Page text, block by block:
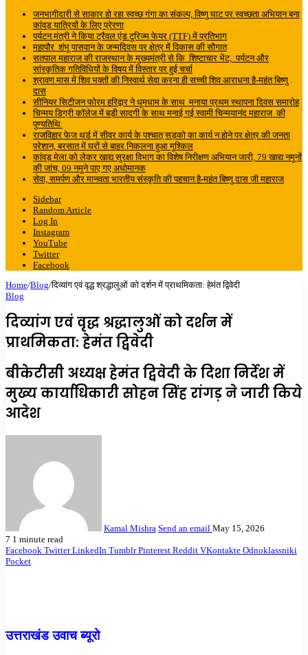
जनभागीदारी से साकार हो रहा स्वच्छ गंगा का संकल्प, विष्णु घाट पर स्वच्छता अभियान बना
कांवड़ यात्रियों के लिए प्रेरणा
पर्यटन मंत्री ने किया ट्रैवल एंड टूरिज्म फेयर (TTF) में प्रतिभाग
महापौर शंभू पासवान के जन्मदिवस पर क्षेत्र में विकास की सौगात
सतपाल महाराज की राजस्थान के मुख्यमंत्री से कि शिष्टाचार भेंट, पर्यटन और
सांस्कृतिक गतिविधियों के विषय में विस्तार पर हुई चर्चा
श्रावण मास में शिव भक्तों की निस्वार्थ सेवा करना ही सच्ची शिव आराधना है-महंत बिष्णु
दास
सीनियर सिटीजन फोरम हरिद्वार ने धूमधाम के साथ मनाया प्रथम स्थापना दिवस समारोह
चिन्मय डिग्री कॉलेज में बड़ी सादगी के साथ मनाई गई स्वामी चिन्मयानंद महाराज की
पुण्यतिथि
राजविहार फेज थर्ड में सीवर कार्य के पश्चात् सड़को का कार्य न होने पर क्षेत्र की जनता
परेशान, बरसात में घरों से बाहर निकलना हुआ मुश्किल
कांवड़ मेला को लेकर खाद्य सुरक्षा विभाग का विशेष निरीक्षण अभियान जारी, 79 खाद्य नमूनों
की जांच, 09 नमूने पाए गए अधोमानक
सेवा, समर्पण और मानवता भारतीय संस्कृति की पहचान है-महंत बिष्णु दास जी महाराज
Sidebar
Random Article
Log In
Instagram
YouTube
Twitter
Facebook
Home/Blog/दिव्यांग एवं वृद्ध श्रद्धालुओं को दर्शन में प्राथमिकता: हेमंत द्विवेदी
Blog
दिव्यांग एवं वृद्ध श्रद्धालुओं को दर्शन में
प्राथमिकता: हेमंत द्विवेदी
बीकेटीसी अध्यक्ष हेमंत द्विवेदी के दिशा निर्देश में
मुख्य कार्याधिकारी सोहन सिंह रांगड़ ने जारी किये
आदेश
Kamal Mishra Send an email May 15, 2026
7 1 minute read
Facebook Twitter LinkedIn Tumblr Pinterest Reddit VKontakte Odnoklassniki
Pocket
उत्तराखंड उवाच ब्यूरो